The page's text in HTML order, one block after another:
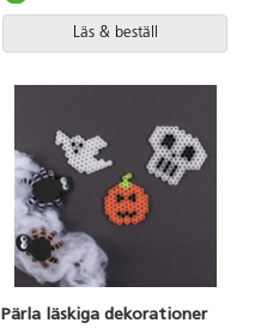
Läs & beställ
Pärla läskiga dekorationer